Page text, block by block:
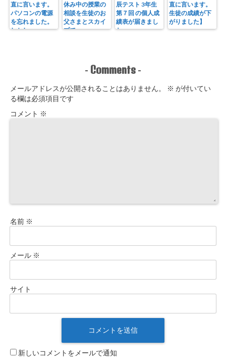
直に言います。
パソコンの電源
を忘れました。
しかし・・・
休み中の授業の
相談を生徒のお
父さまとスカイ
プで
辰テスト 3年生
第７回 の個人成
績表が届きまし
た
直に言います。
生徒の成績が下
がりました】
- Comments -
メールアドレスが公開されることはありません。 ※ が付いてい
る欄は必須項目です
コメント ※
名前 ※
メール ※
サイト
新しいコメントをメールで通知